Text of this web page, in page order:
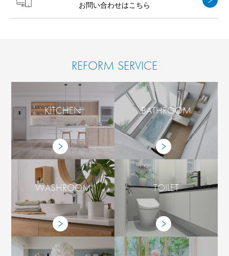
お問い合わせはこちら
REFORM SERVICE
KITCHEN BATHROOM
WASHROOM TOILET